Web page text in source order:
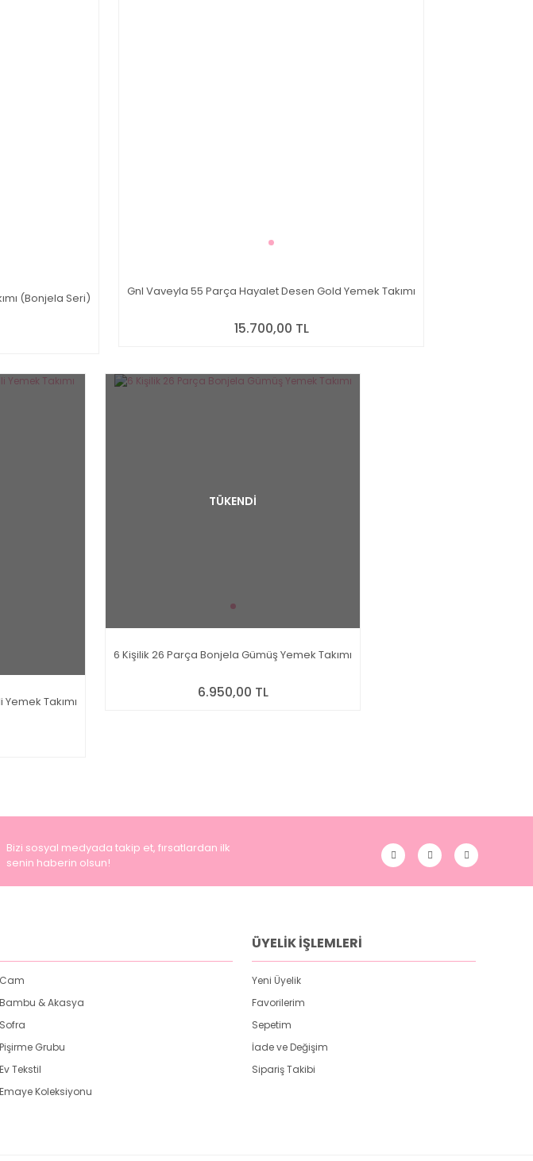
(Bonjela Seri) Gnl Vaveyla 55 Parça Hayalet Desen Gold Yemek Takımı
15.700,00 TL
Takımı
TÜKENDİ
6 Kişilik 26 Parça Bonjela Gümüş Yemek Takımı
6.950,00 TL
Bizi sosyal medyada takip et, fırsatlardan ilk
senin haberin olsun!
Cam
Bambu & Akasya
Sofra
Pişirme Grubu
Ev Tekstil
Emaye Koleksiyonu
ÜYELİK İŞLEMLERİ
Yeni Üyelik
Favorilerim
Sepetim
İade ve Değişim
Sipariş Takibi